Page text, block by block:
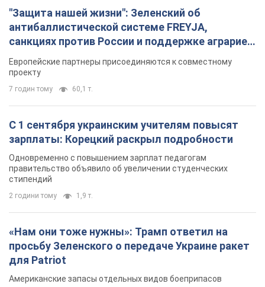
С 1 сентября украинским учителям повысят
зарплаты: Корецкий раскрыл подробности
Одновременно с повышением зарплат педагогам
правительство объявило об увеличении студенческих
стипендий
2 години тому
просьбу Зеленского о передаче Украине ракет
для Patriot
Американские запасы отдельных видов боеприпасов
ограничены